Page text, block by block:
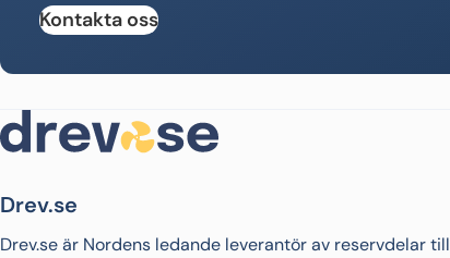
Kontakta oss
Drev.se
Drev.se är Nordens ledande leverantör av reservdelar till